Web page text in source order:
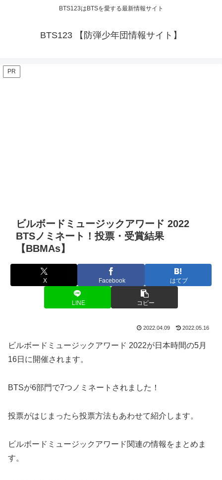
BTS123はBTSを愛する最新情報サイト
BTS123 【防弾少年団情報サイト】
PR
ビルボードミュージックアワード 2022
BTSノミネート！投票・受賞結果
【BBMAs】
X Facebook はてブ
LINE コピー
2022.04.09 2022.05.16
ビルボードミュージックアワード 2022が日本時間の5月
16日に開催されます。
BTSが6部門で7つノミネートされました！
投票がはじまったら投票方法もあわせて紹介します。
ビルボードミュージックアワード関連の情報をまとめま
す。